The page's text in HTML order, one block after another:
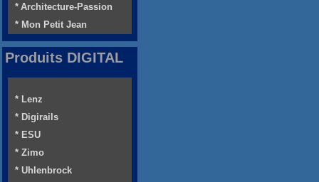
* Architecture-Passion
* Mon Petit Jean
Produits DIGITAL
* Lenz
* Digirails
* ESU
* Zimo
* Uhlenbrock